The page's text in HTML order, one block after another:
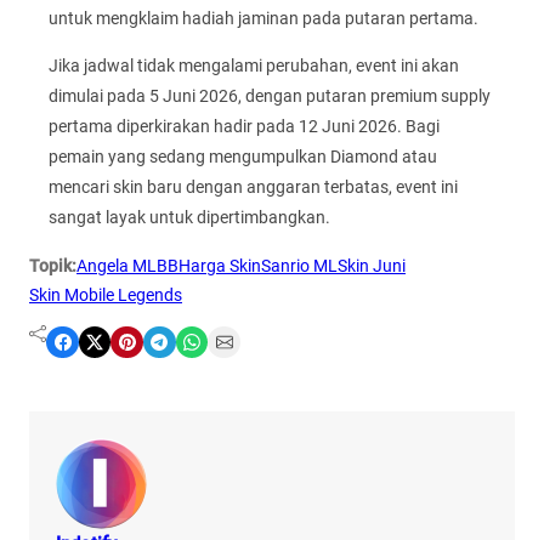
untuk mengklaim hadiah jaminan pada putaran pertama.
Jika jadwal tidak mengalami perubahan, event ini akan
dimulai pada 5 Juni 2026, dengan putaran premium supply
pertama diperkirakan hadir pada 12 Juni 2026. Bagi
pemain yang sedang mengumpulkan Diamond atau
mencari skin baru dengan anggaran terbatas, event ini
sangat layak untuk dipertimbangkan.
Topik:Angela MLBBHarga SkinSanrio ML Skin Juni
Skin Mobile Legends
Share on Facebook Share on X Share on Pinterest Share on Telegram Share on WhatsApp Share on Email